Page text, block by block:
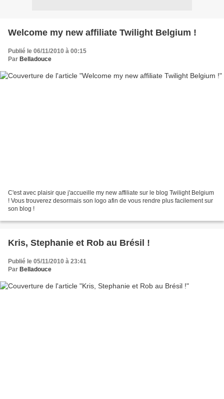
Welcome my new affiliate Twilight Belgium !
Publié le 06/11/2010 à 00:15
Par Belladouce
C'est avec plaisir que j'accueille my new affiliate sur le blog Twilight Belgium
! Vous trouverez desormais son logo afin de vous rendre plus facilement sur
son blog !
Kris, Stephanie et Rob au Brésil !
Publié le 05/11/2010 à 23:41
Par Belladouce